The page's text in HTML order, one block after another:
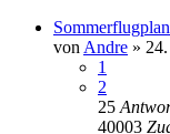
von Andre »
1
2
25
40003